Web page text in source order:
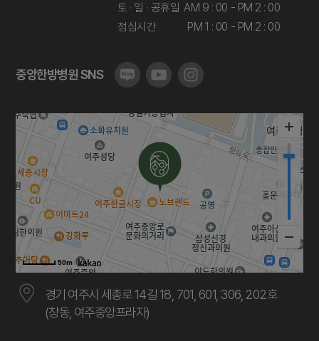
토 · 일 · 공휴일 AM 9 : 00 - PM 2 : 00
점심시간
PM 1 : 00 - PM 2 : 00
중앙한방병원 SNS
50m
경기 여주시 세종로 14길 18, 701, 601, 306, 202호
(창동, 여주중앙프라자)